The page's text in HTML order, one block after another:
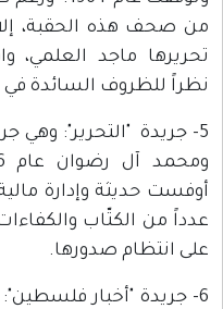
من صحف هذه الحقبة،
تحريرها ماجد العلمي،
نظراً للظروف السائدة
5- جريدة "التحرير": وهي
أوفست حديثة وإدارة
عدداً من الكتّاب
على انتظام صدورها.
6- جريدة "أخبار